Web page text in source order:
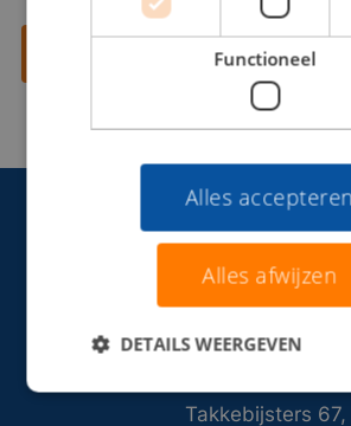
Contact
Takkebijsters 67,
Functioneel
Alles accepteren
Alles afwijzen
DETAILS WEERGEVEN